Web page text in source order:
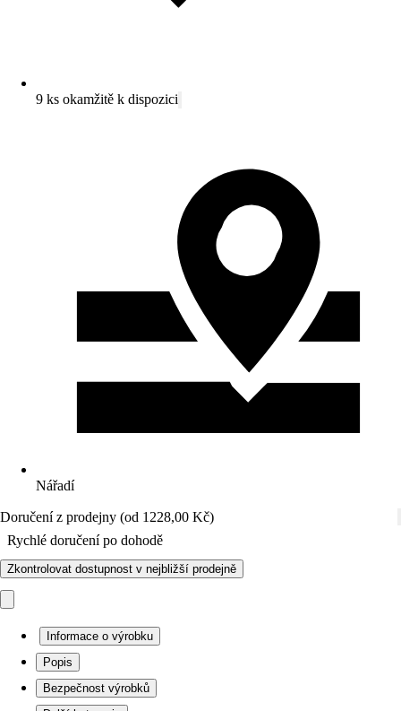
9 ks okamžitě k dispozici
Nářadí
Doručení z prodejny (od 1228,00 Kč)
Rychlé doručení po dohodě
Zkontrolovat dostupnost v nejbližší prodejně
Informace o výrobku
Popis
Bezpečnost výrobků